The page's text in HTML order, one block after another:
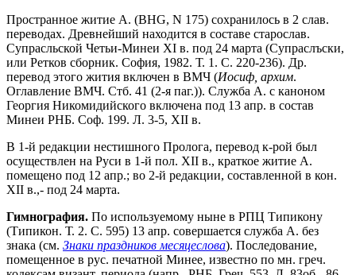
Пространное житие А. (BHG, N 175) сохранилось в 2 слав.
переводах. Древнейший находится в составе старослав.
Супрасльской Четьи-Минеи XI в. под 24 марта (Супраслъски,
или Ретков сборник. София, 1982. Т. 1. С. 220-236). Др.
перевод этого жития включен в ВМЧ (Иосиф, архим.
Оглавление ВМЧ. Стб. 41 (2-я паг.)). Служба А. с каноном
Георгия Никомидийского включена под 13 апр. в состав
Минеи РНБ. Соф. 199. Л. 3-5, XII в.
В 1-й редакции нестишного Пролога, перевод к-рой был
осуществлен на Руси в 1-й пол. XII в., краткое житие А.
помещено под 12 апр.; во 2-й редакции, составленной в кон.
XII в.,- под 24 марта.
Гимнография. По используемому ныне в РПЦ Типикону
(Типикон. Т. 2. С. 595) 13 апр. совершается служба А. без
знака (см. Знаки праздников месяцеслова). Последование,
помещенное в рус. печатной Минее, известно по мн. греч.